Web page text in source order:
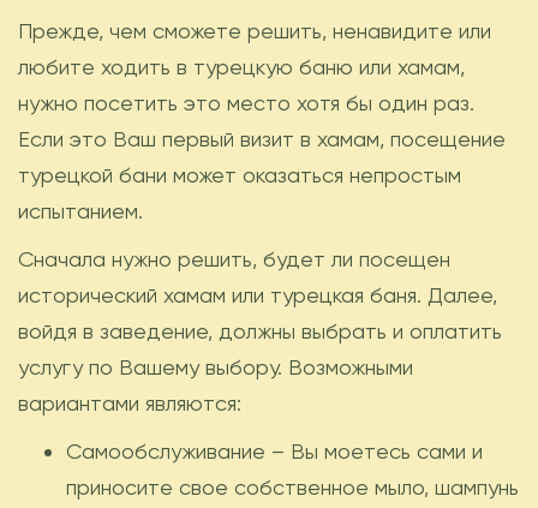
Прежде, чем сможете решить, ненавидите или
любите ходить в турецкую баню или хамам,
нужно посетить это место хотя бы один раз.
Если это Ваш первый визит в хамам, посещение
турецкой бани может оказаться непростым
испытанием.
Сначала нужно решить, будет ли посещен
исторический хамам или турецкая баня. Далее,
войдя в заведение, должны выбрать и оплатить
услугу по Вашему выбору. Возможными
вариантами являются:
Самообслуживание – Вы моетесь сами и
приносите свое собственное мыло, шампунь